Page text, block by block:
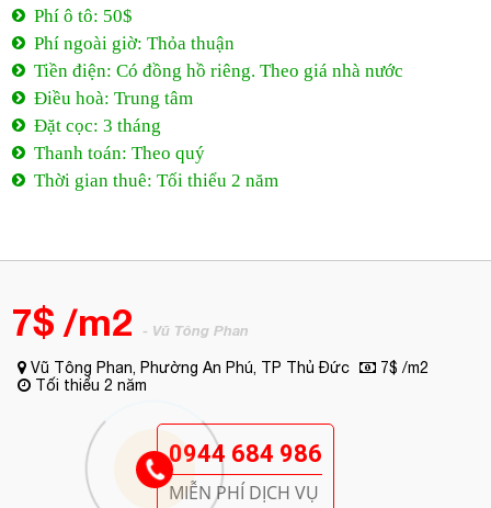
Phí ô tô: 50$
Phí ngoài giờ: Thỏa thuận
Tiền điện: Có đồng hồ riêng. Theo giá nhà nước
Điều hoà: Trung tâm
Đặt cọc: 3 tháng
Thanh toán: Theo quý
Thời gian thuê: Tối thiểu 2 năm
7$ /m2 - Vũ Tông Phan
Vũ Tông Phan, Phường An Phú, TP Thủ Đức
7$ /m2
Tối thiểu 2 năm
0944 684 986
MIỄN PHÍ DỊCH VỤ